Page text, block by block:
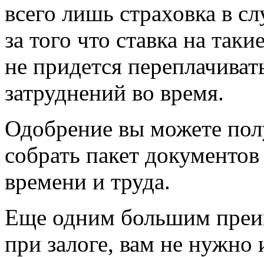
всего лишь страховка в
за того что ставка на
не придется
затруднений во время.
Одобрение вы можете
собрать пакет
времени и труда.
Еще одним большим
при залоге, вам не нужно